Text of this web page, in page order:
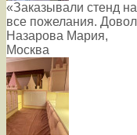
«Заказывали стенд
все пожелания.
Назарова Мария,
Москва